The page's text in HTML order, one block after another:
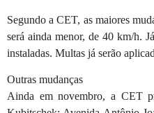
Segundo a CET, as maiores
será ainda menor, de 40 km/h.
instaladas. Multas já serão
Outras mudanças
Ainda em novembro, a CET